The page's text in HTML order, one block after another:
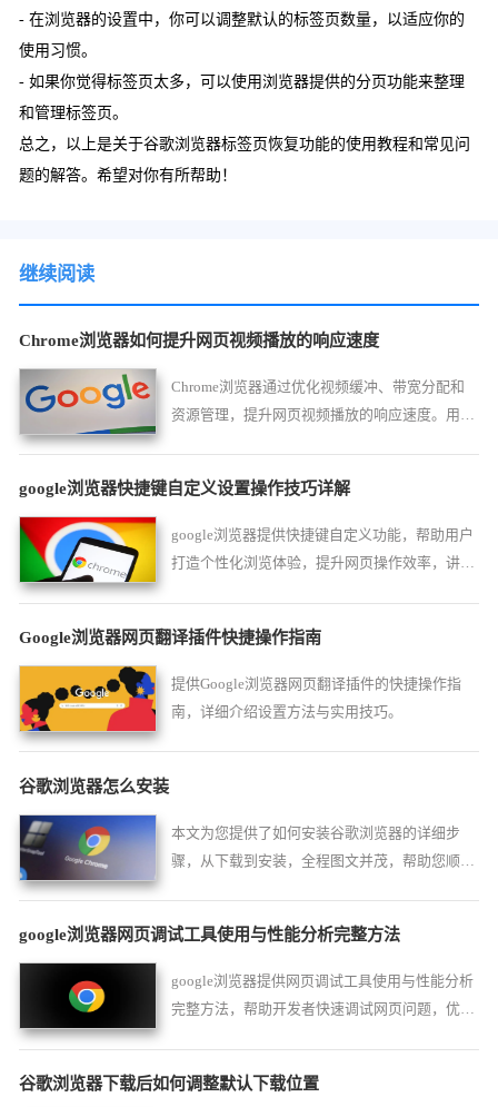
- 在浏览器的设置中，你可以调整默认的标签页数量，以适应你的
使用习惯。
- 如果你觉得标签页太多，可以使用浏览器提供的分页功能来整理
和管理标签页。
总之，以上是关于谷歌浏览器标签页恢复功能的使用教程和常见问
题的解答。希望对你有所帮助！
继续阅读
Chrome浏览器如何提升网页视频播放的响应速度
Chrome浏览器通过优化视频缓冲、带宽分配和
资源管理，提升网页视频播放的响应速度。用户
google浏览器快捷键自定义设置操作技巧详解
google浏览器提供快捷键自定义功能，帮助用户
打造个性化浏览体验，提升网页操作效率，讲解
Google浏览器网页翻译插件快捷操作指南
提供Google浏览器网页翻译插件的快捷操作指
南，详细介绍设置方法与实用技巧。
谷歌浏览器怎么安装
本文为您提供了如何安装谷歌浏览器的详细步
骤，从下载到安装，全程图文并茂，帮助您顺利
google浏览器网页调试工具使用与性能分析完整方法
google浏览器提供网页调试工具使用与性能分析
完整方法，帮助开发者快速调试网页问题，优化
谷歌浏览器下载后如何调整默认下载位置